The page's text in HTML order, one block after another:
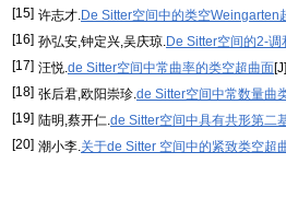
[15] 许志才.De Sitter空间中的类空Weingarten
[16] 孙弘安,钟定兴,吴庆琼.De Sitter空间的2-调
[17] 汪悦.de Sitter空间中常曲率的类空超曲面
[18] 张后君,欧阳崇珍.de Sitter空间中常数量曲
[19] 陆明,蔡开仁.de Sitter空间中具有共形第二
[20] 潮小李.关于de Sitter 空间中的紧致类空超